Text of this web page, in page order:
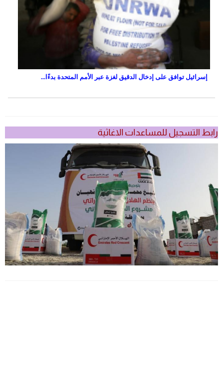
إسرائيل توافق على إدخال الدقيق لغزة عبر الأمم المتحدة بدءًا...
رابط التسجيل للمساعدات الاغاثية